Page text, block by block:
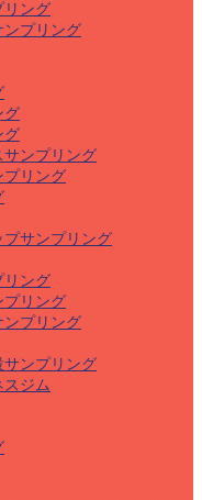
リング
ンプリング
グ
グ
サンプリング
プリング
サンプリング
リング
プリング
ンプリング
ンプリング
スジム